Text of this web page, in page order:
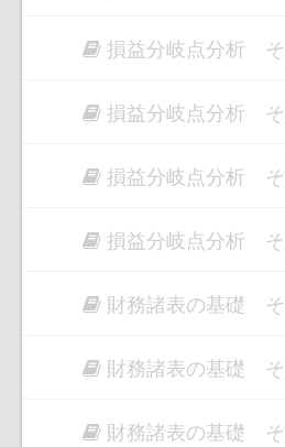
損益分岐点分析
損益分岐点分析
損益分岐点分析
損益分岐点分析
財務諸表の基礎
財務諸表の基礎
財務諸表の基礎